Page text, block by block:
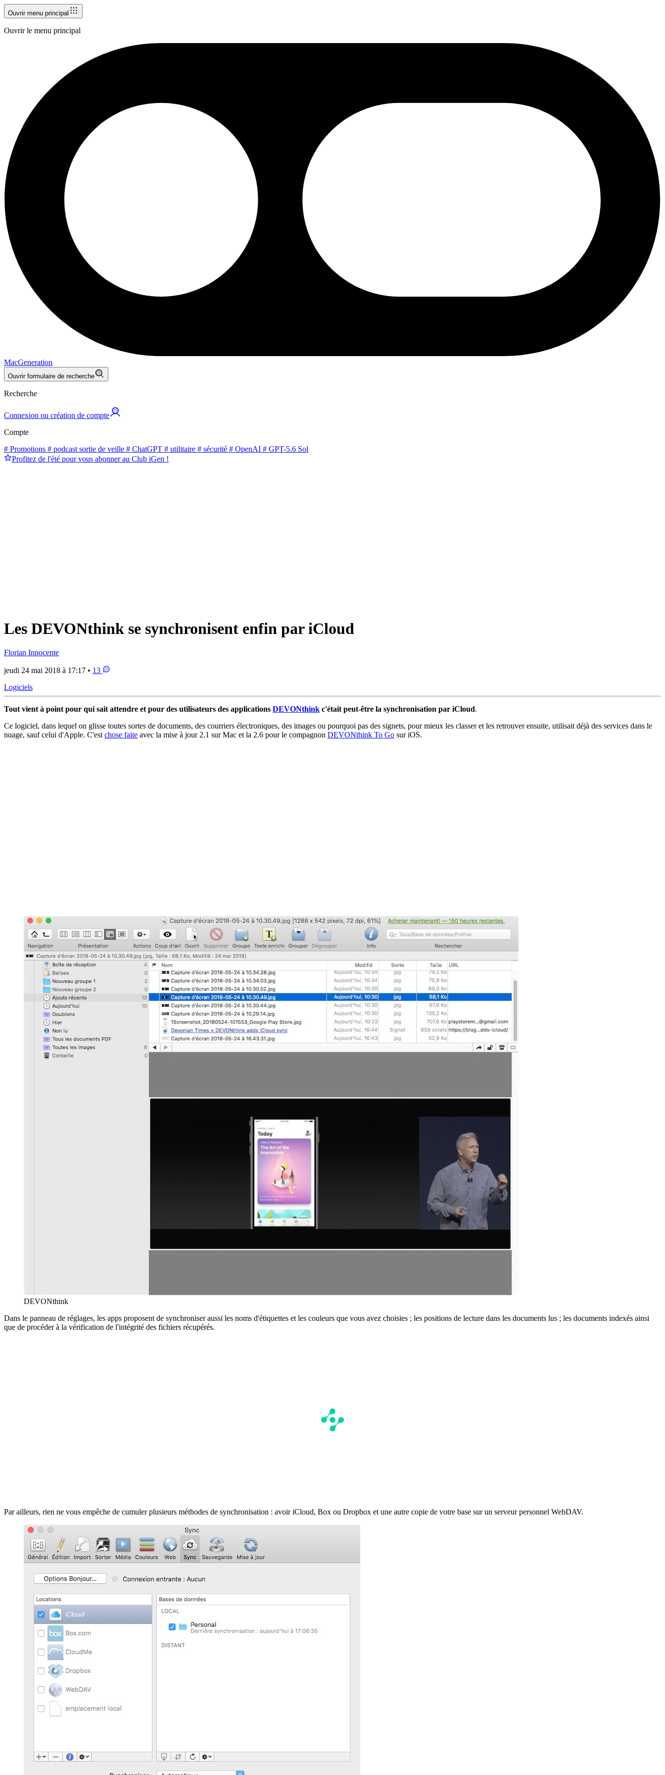
Ouvrir menu principal
Ouvrir le menu principal
MacGeneration
Ouvrir formulaire de recherche
Recherche
Connexion ou création de compte
Compte
# Promotions # podcast sortie de veille # ChatGPT # utilitaire # sécurité # OpenAI # GPT-5.6 Sol
Profitez de l'été pour vous abonner au Club iGen !
Les DEVONthink se synchronisent enfin par iCloud
Florian Innocente
jeudi 24 mai 2018 à 17:17 • 13
Logiciels
Tout vient à point pour qui sait attendre et pour des utilisateurs des applications DEVONthink c'était peut-être la synchronisation par iCloud.
Ce logiciel, dans lequel on glisse toutes sortes de documents, des courriers électroniques, des images ou pourquoi pas des signets, pour mieux les classer et les retrouver ensuite, utilisait déjà des services dans le
nuage, sauf celui d'Apple. C'est chose faite avec la mise à jour 2.1 sur Mac et la 2.6 pour le compagnon DEVONthink To Go sur iOS.
DEVONthink
Dans le panneau de réglages, les apps proposent de synchroniser aussi les noms d'étiquettes et les couleurs que vous avez choisies ; les positions de lecture dans les documents lus ; les documents indexés ainsi
que de procéder à la vérification de l'intégrité des fichiers récupérés.
Par ailleurs, rien ne vous empêche de cumuler plusieurs méthodes de synchronisation : avoir iCloud, Box ou Dropbox et une autre copie de votre base sur un serveur personnel WebDAV.